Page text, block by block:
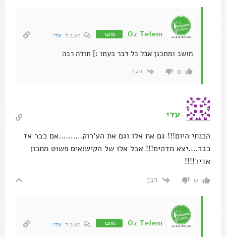
Oz Telem מחבר השב ל עדי
חושב ומתכנן אבל כל דבר בעתו :] תודה רבה
0 הגב
עדי
הכנתי היום!!! גם את אלו וגם את הע'רוק……….אם כבר אז
כבר….יצא מדהים!!! אבל אלו של הקישואים פשוט מתכון
אדיר!!!!
0 הגב
Oz Telem מחבר השב ל עדי